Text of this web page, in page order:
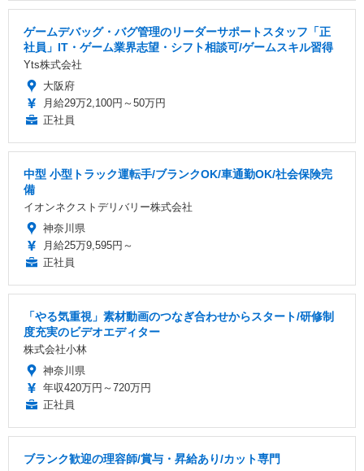
ゲームデバッグ・バグ管理のリーダーサポートスタッフ「正
社員」IT・ゲーム業界志望・シフト相談可/ゲームスキル習得
Yts株式会社
大阪府
月給29万2,100円～50万円
正社員
中型 小型トラック運転手/ブランクOK/車通勤OK/社会保険完
備
イオンネクストデリバリー株式会社
神奈川県
月給25万9,595円～
正社員
「やる気重視」素材動画のつなぎ合わせからスタート/研修制
度充実のビデオエディター
株式会社小林
神奈川県
年収420万円～720万円
正社員
ブランク歓迎の理容師/賞与・昇給あり/カット専門